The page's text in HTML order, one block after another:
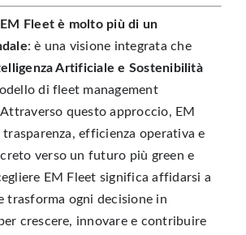
EM Fleet è molto più di un
: è una visione integrata che
Artificiale e Sostenibilità
di fleet management
Attraverso questo approccio, EM
trasparenza, efficienza operativa e
verso un futuro più green e
EM Fleet significa affidarsi a
trasforma ogni decisione in
crescere, innovare e contribuire